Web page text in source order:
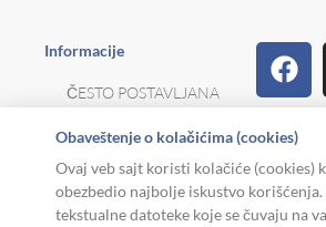
Informacije
ČESTO POSTAVLJANA
REKLAMACIJE I
POVRAT ROBE
Obaveštenje o kolačićima (cookies)
Ovaj veb sajt koristi kolačiće (cookies)
obezbedio najbolje iskustvo
tekstualne datoteke koje se čuvaju na